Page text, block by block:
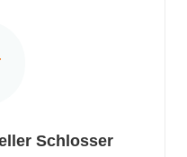
Schlosser